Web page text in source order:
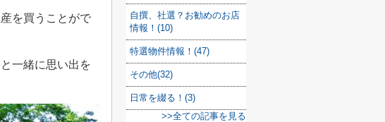
を買うことがで
一緒に思い出を
自撰、社選？お勧めのお店
情報！(10)
特選物件情報！(47)
その他(32)
日常を綴る！(3)
>>全ての記事を見る